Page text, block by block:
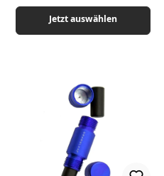
Jetzt auswählen